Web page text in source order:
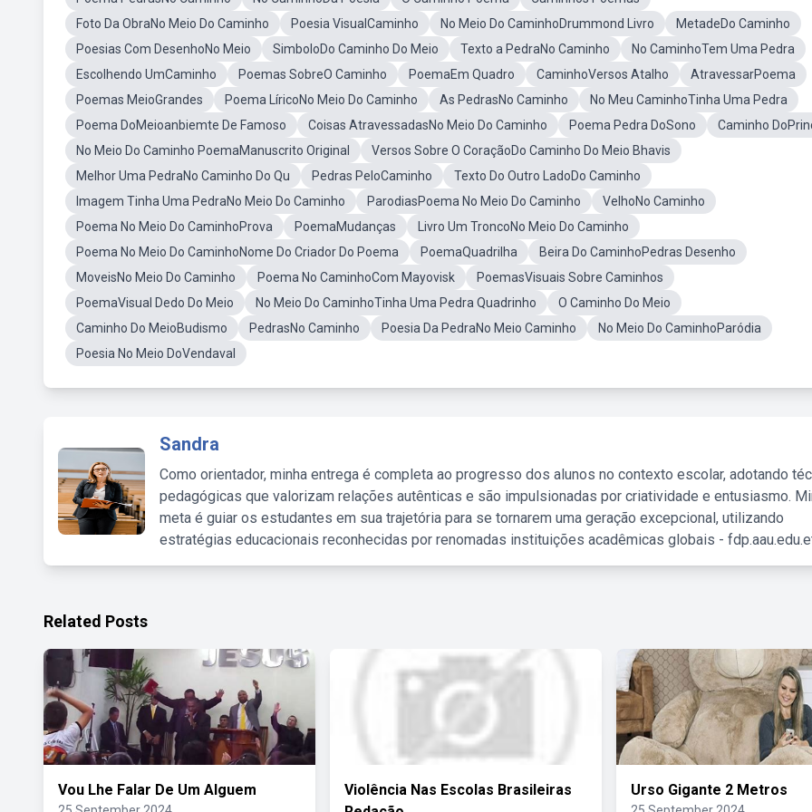
Foto Da ObraNo Meio Do Caminho
Poesia VisualCaminho No Meio Do CaminhoDrummond Livro
MetadeDo Caminho
Poesias Com DesenhoNo Meio
SimboloDo Caminho Do Meio Texto a PedraNo Caminho
No CaminhoTem Uma Pedra
Escolhendo UmCaminho
Poemas SobreO Caminho PoemaEm Quadro CaminhoVersos Atalho
AtravessarPoema
Poemas MeioGrandes
Poema LíricoNo Meio Do Caminho As PedrasNo Caminho
No Meu CaminhoTinha Uma Pedra
Poema DoMeioanbiemte De Famoso
Coisas AtravessadasNo Meio Do Caminho Poema Pedra DoSono
Caminho
No Meio Do Caminho PoemaManuscrito Original
Versos Sobre O CoraçãoDo Caminho Do Meio Bhavis
Melhor Uma PedraNo Caminho Do Qu
Pedras PeloCaminho
Texto Do Outro LadoDo Caminho
Imagem Tinha Uma PedraNo Meio Do Caminho
ParodiasPoema No Meio Do Caminho
VelhoNo Caminho
Poema No Meio Do CaminhoProva
PoemaMudanças
Livro Um TroncoNo Meio Do Caminho
Poema No Meio Do CaminhoNome Do Criador Do Poema
PoemaQuadrilha
Beira Do CaminhoPedras Desenho
MoveisNo Meio Do Caminho
Poema No CaminhoCom Mayovisk
PoemasVisuais Sobre Caminhos
PoemaVisual Dedo Do Meio
No Meio Do CaminhoTinha Uma Pedra Quadrinho
O Caminho Do Meio
Caminho Do MeioBudismo
PedrasNo Caminho Poesia Da PedraNo Meio Caminho
No Meio Do CaminhoParódia
Poesia No Meio DoVendaval
Sandra
Como orientador, minha entrega é completa ao progresso dos alunos no contexto escolar, adotando
pedagógicas que valorizam relações autênticas e são impulsionadas por criatividade e entusiasmo.
meta é guiar os estudantes em sua trajetória para se tornarem uma geração excepcional, utilizando
estratégias educacionais reconhecidas por renomadas instituições acadêmicas globais -
Related Posts
Vou Lhe Falar De Um Alguem
Violência Nas Escolas Brasileiras
Urso Gigante 2 Metros